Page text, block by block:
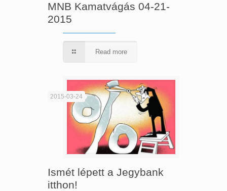
MNB Kamatvágás 04-21-
2015
Read more
2015-03-24
Ismét lépett a Jegybank
itthon!